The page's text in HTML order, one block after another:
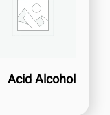
Acid Alcohol